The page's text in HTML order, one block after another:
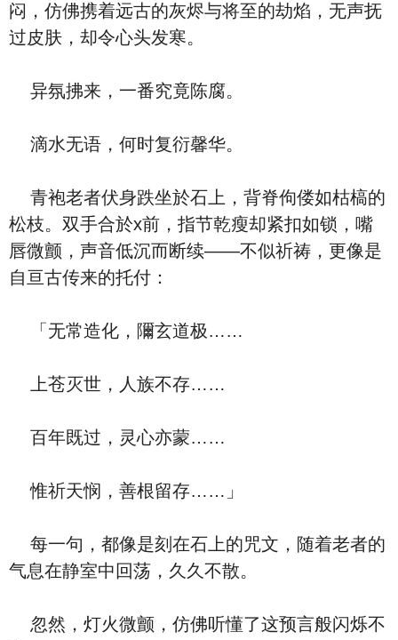
闷，仿佛携着远古的灰烬与将至的劫焰，无声抚
过皮肤，却令心头发寒。
异氛拂来，一番究竟陈腐。
滴水无语，何时复衍馨华。
青袍老者伏身跌坐於石上，背脊佝偻如枯槁的
松枝。双手合於x前，指节乾瘦却紧扣如锁，嘴
唇微颤，声音低沉而断续——不似祈祷，更像是
自亘古传来的托付：
「无常造化，隬玄道极……
上苍灭世，人族不存……
百年既过，灵心亦蒙……
惟祈天悯，善根留存……」
每一句，都像是刻在石上的咒文，随着老者的
气息在静室中回荡，久久不散。
忽然，灯火微颤，仿佛听懂了这预言般闪烁不